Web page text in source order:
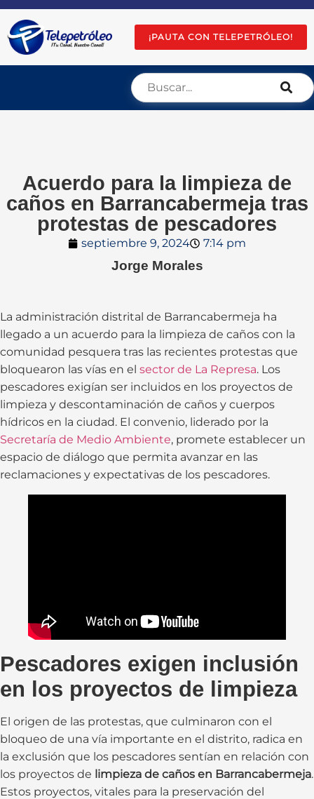
¡PAUTA CON TELEPETRÓLEO!
Acuerdo para la limpieza de
caños en Barrancabermeja tras
protestas de pescadores
septiembre 9, 2024 7:14 pm
Jorge Morales
La administración distrital de Barrancabermeja ha
llegado a un acuerdo para la limpieza de caños con la
comunidad pesquera tras las recientes protestas que
bloquearon las vías en el sector de La Represa. Los
pescadores exigían ser incluidos en los proyectos de
limpieza y descontaminación de caños y cuerpos
hídricos en la ciudad. El convenio, liderado por la
Secretaría de Medio Ambiente, promete establecer un
espacio de diálogo que permita avanzar en las
reclamaciones y expectativas de los pescadores.
Pescadores exigen inclusión
en los proyectos de limpieza
El origen de las protestas, que culminaron con el
bloqueo de una vía importante en el distrito, radica en
la exclusión que los pescadores sentían en relación con
los proyectos de limpieza de caños en Barrancabermeja.
Estos proyectos, vitales para la preservación del